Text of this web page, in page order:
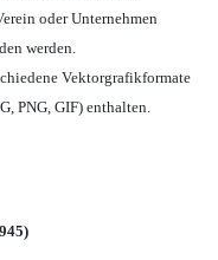
oder Unternehmen
werden.
Vektorgrafikformate
PNG, GIF) enthalten.